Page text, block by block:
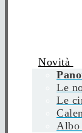
Novità
Le
Le
Albo